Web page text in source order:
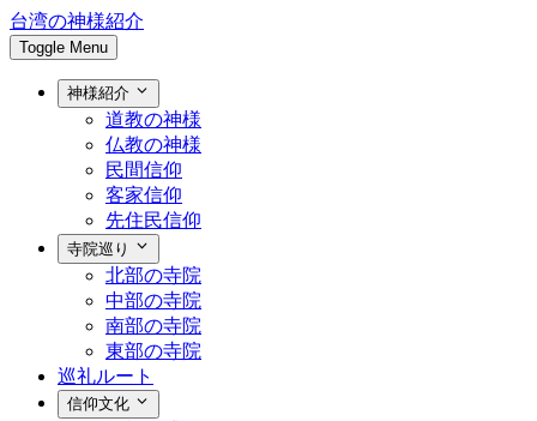
台湾の神様紹介
Toggle Menu
神様紹介
道教の神様
仏教の神様
民間信仰
客家信仰
先住民信仰
寺院巡り
北部の寺院
中部の寺院
南部の寺院
東部の寺院
巡礼ルート
信仰文化